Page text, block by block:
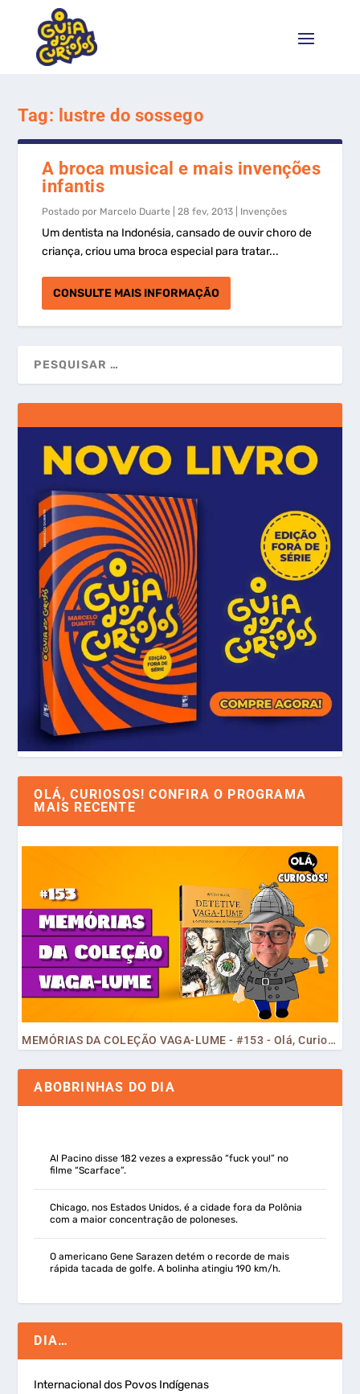
Tag: lustre do sossego
A broca musical e mais invenções
infantis
Postado por Marcelo Duarte |28 fev, 2013 Invenções
Um dentista na Indonésia, cansado de ouvir choro de
criança, criou uma broca especial para tratar...
CONSULTE MAIS INFORMAÇÃO
OLÁ, CURIOSOS! CONFIRA O PROGRAMA
MAIS RECENTE
MEMÓRIAS DA COLEÇÃO VAGA-LUME - #153 - Olá, Curiosos! 2023
ABOBRINHAS DO DIA
Al Pacino disse 182 vezes a expressão “fuck you!” no
filme “Scarface”.
Chicago, nos Estados Unidos, é a cidade fora da Polônia
com a maior concentração de poloneses.
O americano Gene Sarazen detém o recorde de mais
rápida tacada de golfe. A bolinha atingiu 190 km/h.
DIA…
Internacional dos Povos Indígenas